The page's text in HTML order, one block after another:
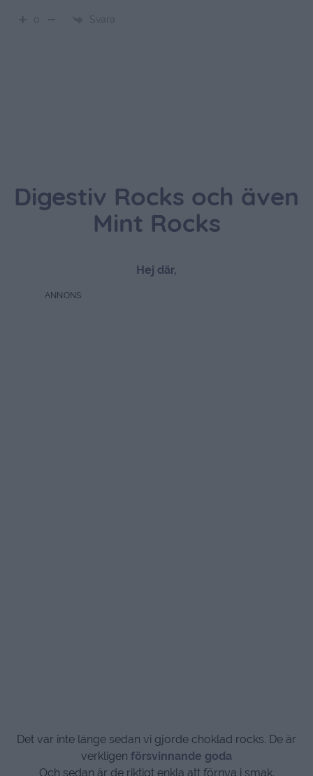
0 Svara
Digestiv Rocks och även
Mint Rocks
Hej där,
Det var inte länge sedan vi gjorde choklad rocks. De är
verkligen försvinnande goda
Och sedan är de riktigt enkla att förnya i smak.